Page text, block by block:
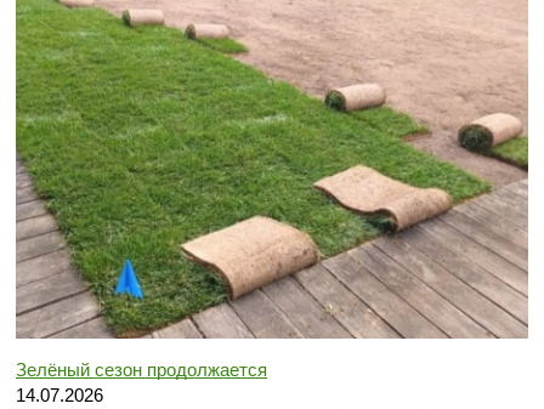
Зелёный сезон продолжается
14.07.2026